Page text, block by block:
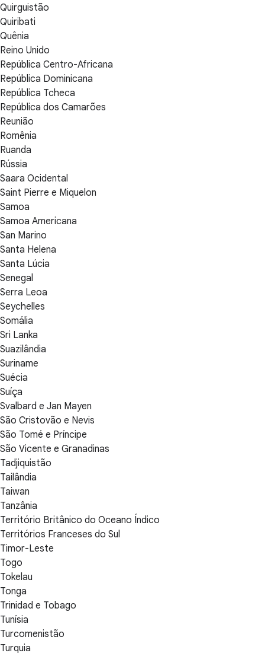
Quirguistão
Quiribati
Quênia
Reino Unido
República Centro-Africana
República Dominicana
República Tcheca
República dos Camarões
Reunião
Romênia
Ruanda
Rússia
Saara Ocidental
Saint Pierre e Miquelon
Samoa
Samoa Americana
San Marino
Santa Helena
Santa Lúcia
Senegal
Serra Leoa
Seychelles
Somália
Sri Lanka
Suazilândia
Suriname
Suécia
Suíça
Svalbard e Jan Mayen
São Cristovão e Nevis
São Tomé e Príncipe
São Vicente e Granadinas
Tadjiquistão
Tailândia
Taiwan
Tanzânia
Território Britânico do Oceano Índico
Territórios Franceses do Sul
Timor-Leste
Togo
Tokelau
Tonga
Trinidad e Tobago
Tunísia
Turcomenistão
Turquia